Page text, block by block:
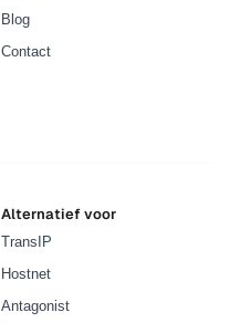
Blog
Contact
Alternatief voor
TransIP
Hostnet
Antagonist